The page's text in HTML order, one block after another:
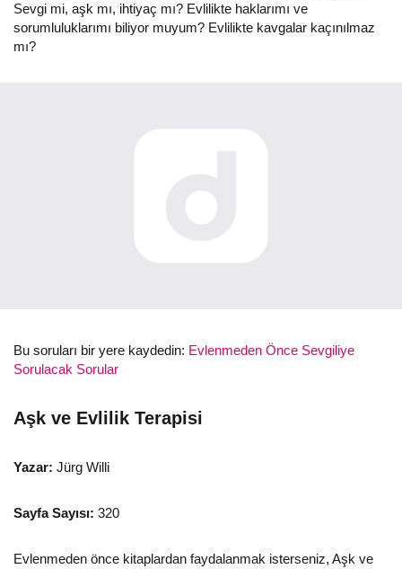
Sevgi mi, aşk mı, ihtiyaç mı? Evlilikte haklarımı ve
sorumluluklarımı biliyor muyum? Evlilikte kavgalar kaçınılmaz
mı?
Bu soruları bir yere kaydedin: Evlenmeden Önce Sevgiliye
Sorulacak Sorular
Aşk ve Evlilik Terapisi
Yazar: Jürg Willi
Sayfa Sayısı: 320
Evlenmeden önce kitaplardan faydalanmak isterseniz, Aşk ve